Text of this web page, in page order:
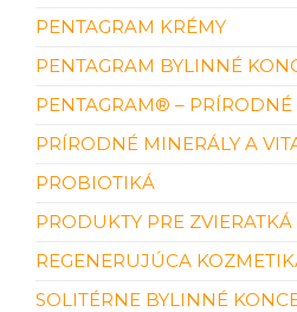
PENTAGRAM KRÉMY
PENTAGRAM BYLINNÉ
PENTAGRAM® – PRÍRODNÉ
PRÍRODNÉ MINERÁLY A
PROBIOTIKÁ
PRODUKTY PRE ZVIERATKÁ
REGENERUJÚCA
SOLITÉRNE BYLINNÉ